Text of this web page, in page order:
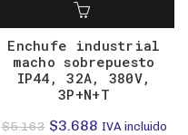
Enchufe industrial
macho sobrepuesto
IP44, 32A, 380V,
3P+N+T
$5.163 El
$3.688ElIVA incluido